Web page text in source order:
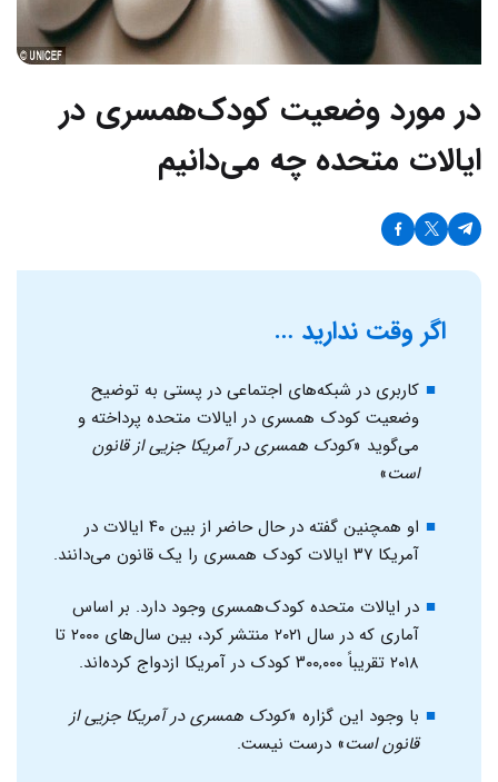
در مورد وضعیت کودک‌همسری در
ایالات متحده چه می‌دانیم
اگر وقت ندارید …
کاربری در شبکه‌های اجتماعی در پستی به توضیح
وضعیت کودک همسری در ایالات متحده پرداخته و
می‌گوید «کودک همسری در آمریکا جزیی از قانون
است»
او همچنین گفته در حال حاضر از بین ۴۰ ایالات در
آمریکا ۳۷ ایالات کودک همسری را یک قانون می‌دانند.
در ایالات متحده کودک‌همسری وجود دارد. بر اساس
آماری که در سال ۲۰۲۱ منتشر کرد، بین سال‌های ۲۰۰۰ تا
۲۰۱۸ تقریباً ۳۰۰,۰۰۰ کودک در آمریکا ازدواج کرده‌اند.
با وجود این گزاره «کودک همسری در آمریکا جزیی از
قانون است» درست نیست.